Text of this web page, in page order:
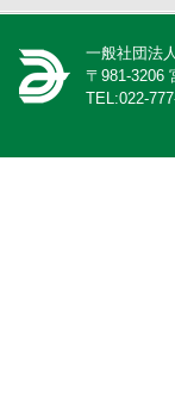
一般社団法
〒981-3206
TEL:022-